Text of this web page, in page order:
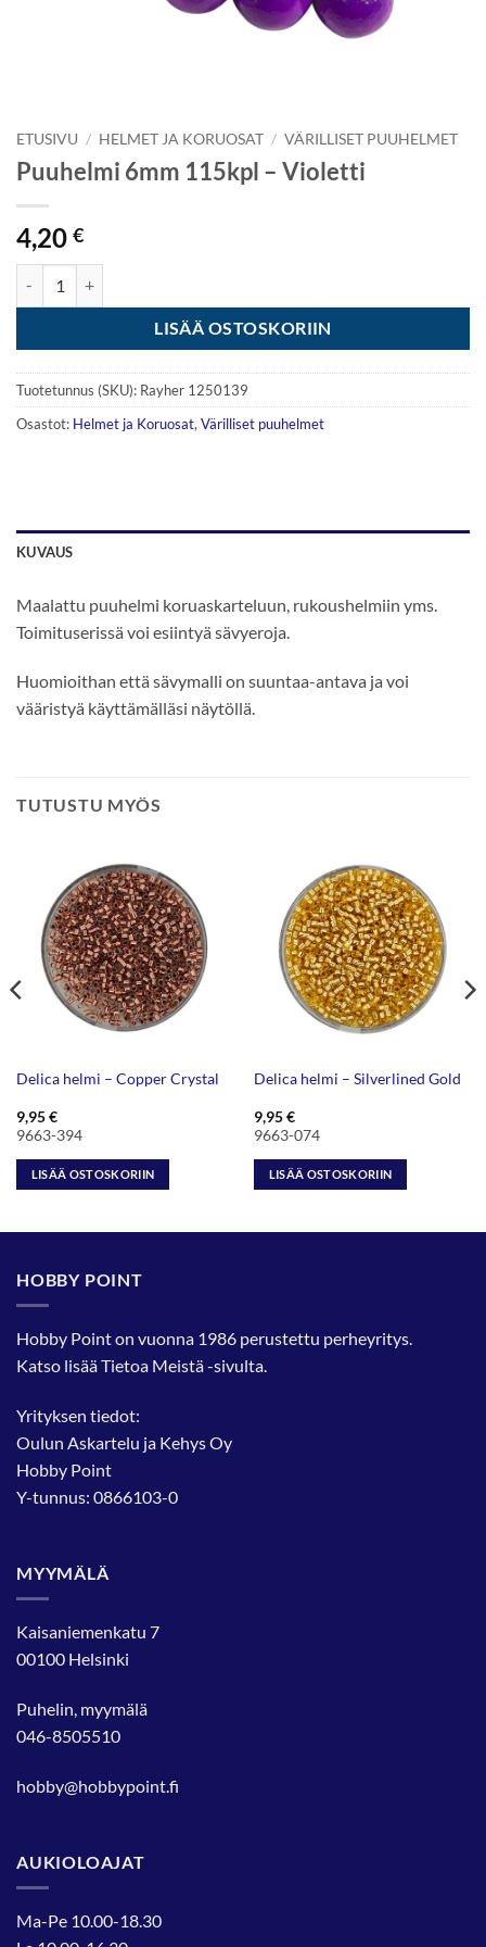
ETUSIVU / HELMET JA KORUOSAT / VÄRILLISET PUUHELMET
Puuhelmi 6mm 115kpl – Violetti
4,20 €
LISÄÄ OSTOSKORIIN
Tuotetunnus (SKU): Rayher 1250139
Osastot: Helmet ja Koruosat, Värilliset puuhelmet
KUVAUS
Maalattu puuhelmi koruaskarteluun, rukoushelmiin yms.
Toimituserissä voi esiintyä sävyeroja.
Huomioithan että sävymalli on suuntaa-antava ja voi
vääristyä käyttämälläsi näytöllä.
TUTUSTU MYÖS
Delica helmi – Copper Crystal
9,95€
9663-394
LISÄÄ OSTOSKORIIN
Delica helmi – Silverlined Gold
9,95€
9663-074
LISÄÄ OSTOSKORIIN
HOBBY POINT
Hobby Point on vuonna 1986 perustettu perheyritys.
Katso lisääTietoa Meistä-sivulta.
Yrityksen tiedot:
Oulun Askartelu ja Kehys Oy
Hobby Point
Y-tunnus: 0866103-0
MYYMÄLÄ
Kaisaniemenkatu 7
00100 Helsinki
Puhelin, myymälä
046-8505510
hobby@hobbypoint.fi
AUKIOLOAJAT
Ma-Pe 10.00-18.30